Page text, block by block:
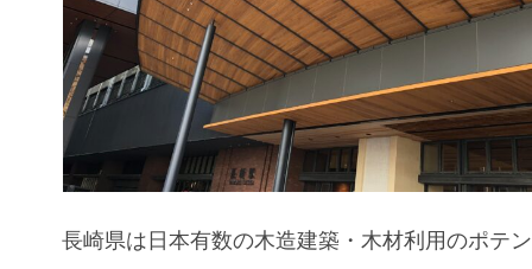
長崎県は日本有数の木造建築・木材利用のポテ